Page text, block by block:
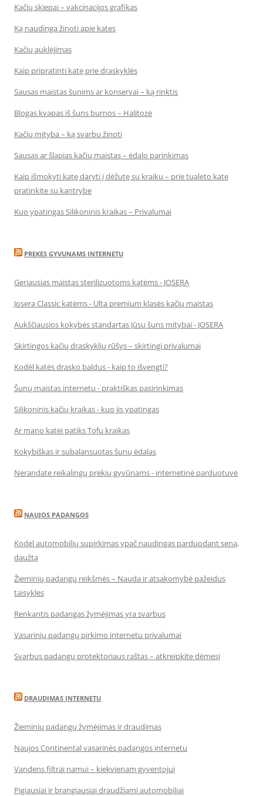
Kačių skiepai – vakcinacijos grafikas
Ką naudinga žinoti apie kates
Kačių auklėjimas
Kaip pripratinti katę prie draskyklės
Sausas maistas šunims ar konservai – ką rinktis
Blogas kvapas iš šuns burnos – Halitozė
Kačių mityba – ką svarbu žinoti
Sausas ar šlapias kačių maistas – ėdalo parinkimas
Kaip išmokyti katę daryti į dėžutę su kraiku – prie tualeto katę
pratinkite su kantrybe
Kuo ypatingas Silikoninis kraikas – Privalumai
PREKES GYVUNAMS INTERNETU
Geriausias maistas sterilizuotoms katėms - JOSERA
Josera Classic katėms - Ulta premium klasės kačių maistas
Aukščiausios kokybės standartas Jūsų šuns mitybai - JOSERA
Skirtingos kačių draskyklių rūšys – skirtingi privalumai
Kodėl katės drasko baldus - kaip to išvengti?
Šunų maistas internetu - praktiškas pasirinkimas
Silikoninis kačių kraikas - kuo jis ypatingas
Ar mano katei patiks Tofu kraikas
Kokybiškas ir subalansuotas šunų ėdalas
Nerandate reikalingų prekių gyvūnams - internetinė parduotuvė
NAUJOS PADANGOS
Kodėl automobilių supirkimas ypač naudingas parduodant seną,
daužtą
Žieminių padangų reikšmės – Nauda ir atsakomybė pažeidus
taisykles
Renkantis padangas žymėjimas yra svarbus
Vasarinių padangų pirkimo internetu privalumai
Svarbus padangų protektoriaus raštas – atkreipkite dėmesį
DRAUDIMAS INTERNETU
Žieminių padangų žymėjimas ir draudimas
Naujos Continental vasarinės padangos internetu
Vandens filtrai namui – kiekvienam gyventojui
Pigiausiai ir brangiausiai draudžiami automobiliai